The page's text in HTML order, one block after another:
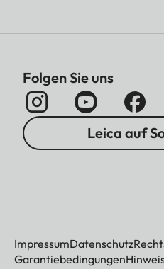
Folgen Sie uns
Leica auf
ImpressumDatenschutz
Garantiebedingungen